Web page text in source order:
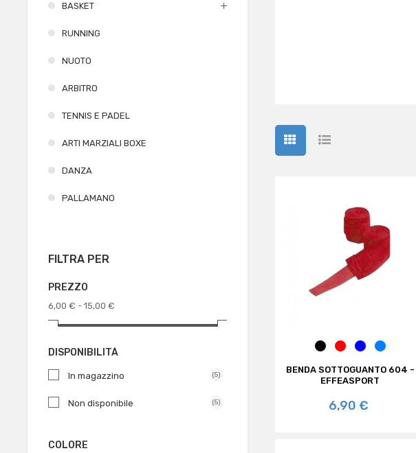
BASKET
RUNNING
NUOTO
ARBITRO
TENNIS E PADEL
ARTI MARZIALI BOXE
DANZA
PALLAMANO
FILTRA PER
PREZZO
6,00 € - 15,00 €
DISPONIBILITÀ
In magazzino (5)
Non disponibile (5)
COLORE
NERO ROSSOROYALAZZURRO
BENDA SOTTOGUANTO 604 -
EFFEASPORT
Prezzo
6,90 €